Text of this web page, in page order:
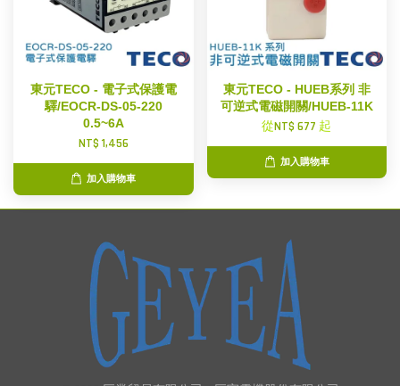
東元TECO - 電子式保護電
驛/EOCR-DS-05-220
0.5~6A
NT$ 1,456
加入購物車
東元TECO - HUEB系列 非
可逆式電磁開關/HUEB-11K
從NT$ 677 起
加入購物車